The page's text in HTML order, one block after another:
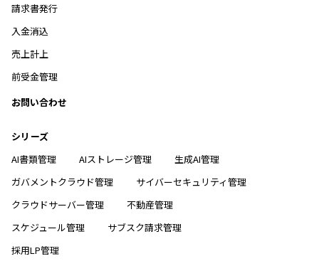
請求書発行
入金消込
売上計上
前受金管理
お問い合わせ
シリーズ
AI書類管理
AIストレージ管理
生成AI管理
ガバメントクラウド管理
サイバーセキュリティ管理
クラウドサーバー管理
不動産管理
スケジュール管理
サブスク請求管理
採用LP管理